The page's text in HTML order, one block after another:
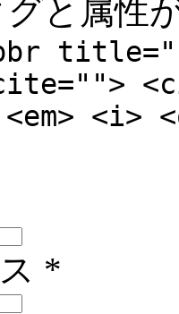
グと属性
*